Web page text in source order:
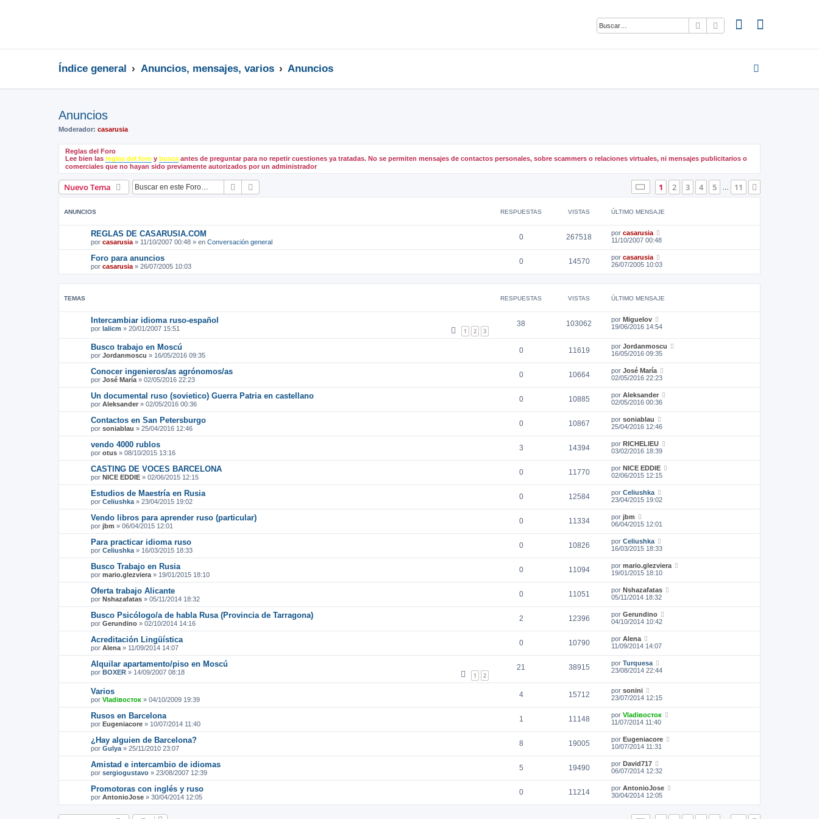
Buscar
Índice general Anuncios, mensajes, varios Anuncios
Anuncios
Moderador: casarusia
Reglas del Foro
Lee bien las reglas del foro y busca antes de preguntar para no repetir cuestiones ya tratadas. No se permiten mensajes de contactos personales, sobre scammers o relaciones virtuales, ni mensajes publicitarios o
comerciales que no hayan sido previamente autorizados por un administrador
Nuevo Tema Buscar Página1 de 11
1 2 3 4 5 11
ANUNCIOS RESPUESTAS VISTAS ÚLTIMO MENSAJE
REGLAS DE CASARUSIA.COM
por casarusia » 11/10/2007 00:48 » en Conversación general
0 267518 por casarusia
11/10/2007 00:48
Foro para anuncios
por casarusia » 26/07/2005 10:03
0 14570 por casarusia
26/07/2005 10:03
TEMAS RESPUESTAS VISTAS ÚLTIMO MENSAJE
Intercambiar idioma ruso-español
por lalicm » 20/01/2007 15:51 1 2 3
38 103062 por Miguelov
19/06/2016 14:54
Busco trabajo en Moscú
por Jordanmoscu » 16/05/2016 09:35
0 11619 por Jordanmoscu
16/05/2016 09:35
Conocer ingenieros/as agrónomos/as
por José María » 02/05/2016 22:23
0 10664 por José María
02/05/2016 22:23
Un documental ruso (sovietico) Guerra Patria en castellano
por Aleksander » 02/05/2016 00:36
0 10885 por Aleksander
02/05/2016 00:36
Contactos en San Petersburgo
por soniablau » 25/04/2016 12:46
0 10867 por soniablau
25/04/2016 12:46
vendo 4000 rublos
por otus » 08/10/2015 13:16
3 14394 por RICHELIEU
03/02/2016 18:39
CASTING DE VOCES BARCELONA
por NICE EDDIE » 02/06/2015 12:15
0 11770 por NICE EDDIE
02/06/2015 12:15
Estudios de Maestría en Rusia
por Celiushka » 23/04/2015 19:02
0 12584 por Celiushka
23/04/2015 19:02
Vendo libros para aprender ruso (particular)
por jbm » 06/04/2015 12:01
0 11334 por jbm
06/04/2015 12:01
Para practicar idioma ruso
por Celiushka » 16/03/2015 18:33
0 10826 por Celiushka
16/03/2015 18:33
Busco Trabajo en Rusia
por mario.glezviera » 19/01/2015 18:10
0 11094 por mario.glezviera
19/01/2015 18:10
Oferta trabajo Alicante
por Nshazafatas » 05/11/2014 18:32
0 11051 por Nshazafatas
05/11/2014 18:32
Busco Psicólogo/a de habla Rusa (Provincia de Tarragona)
por Gerundino » 02/10/2014 14:16
2 12396 por Gerundino
04/10/2014 10:42
Acreditación Lingüística
por Alena » 11/09/2014 14:07
0 10790 por Alena
11/09/2014 14:07
Alquilar apartamento/piso en Moscú
por BOXER » 14/09/2007 08:18 1 2
21 38915 por Turquesa
23/08/2014 22:44
Varios
por Vladiвосток » 04/10/2009 19:39
4 15712 por sonini
23/07/2014 12:15
Rusos en Barcelona
por Eugeniacore » 10/07/2014 11:40
1 11148 por Vladiвосток
11/07/2014 11:40
¿Hay alguien de Barcelona?
por Gulya » 25/11/2010 23:07
8 19005 por Eugeniacore
10/07/2014 11:31
Amistad e intercambio de idiomas
por sergiogustavo » 23/08/2007 12:39
5 19490 por David717
06/07/2014 12:32
Promotoras con inglés y ruso
por AntonioJose » 30/04/2014 12:05
0 11214 por AntonioJose
30/04/2014 12:05